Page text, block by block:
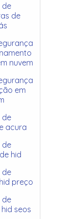
de
de
nuvem
em
de
acura
de
hid
de
preço
de
seos